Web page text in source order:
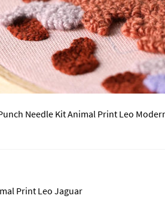
Needle Kit Animal Print Leo
Print Leo Jaguar